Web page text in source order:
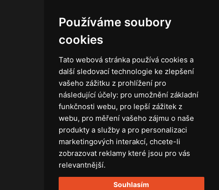
Používáme soubory
cookies
Tato webová stránka používá cookies a
další sledovací technologie ke zlepšení
vašeho zážitku z prohlížení pro
následující účely: pro umožnění základní
funkčnosti webu, pro lepší zážitek z
webu, pro měření vašeho zájmu o naše
produkty a služby a pro personalizaci
marketingových interakcí, chcete-li
zobrazovat reklamy které jsou pro vás
relevantnější.
Souhlasím
Kontakt
Obchodní podmínky
Zásady ochrany osobních údajů
Technika
Světla
Příslušenství ke světlům
Osvětlovací technika GRIP
Baterie
Stativy
Ostatní